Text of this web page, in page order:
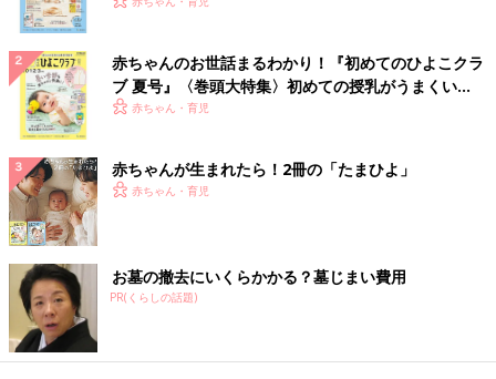
赤ちゃんのお世話まるわかり！『初めてのひよこクラ
ブ 夏号』〈巻頭大特集〉初めての授乳がうまくい
く！ おっぱい・ミルクの基本と夏のトラブル 解決テ
赤ちゃん・育児
赤ちゃんが生まれたら！2冊の「たまひよ」
赤ちゃん・育児
お墓の撤去にいくらかかる？墓じまい費用
PR(くらしの話題)